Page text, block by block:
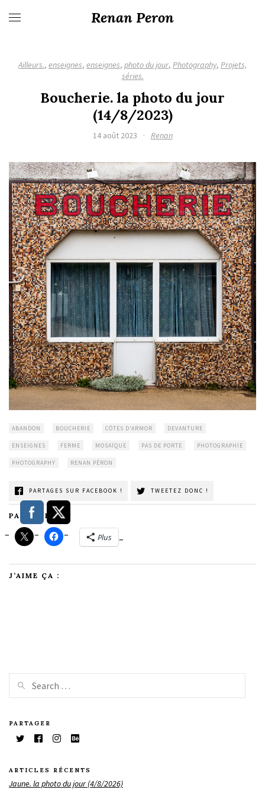
Renan Peron
Ailleurs., enseignes, enseignes, photo du jour, Photography, Projets,
séries.
Boucherie. la photo du jour
(14/8/2023)
14 août 2023 · Renan
ABANDON BOUCHERIE CÔTES D'ARMOR DEVANTURE
ENSEIGNES FERME MOSAÏQUE PAS DE PORTE PHOTOGRAPHIE
PHOTOGRAPHY RENAN PÉRON
PARTAGES SUR FACEBOOK ! TWEETEZ DONC !
PARTAGER :
Plus
J’AIME ÇA :
PARTAGER
ARTICLES RÉCENTS
Jaune. la photo du jour (4/8/2026)